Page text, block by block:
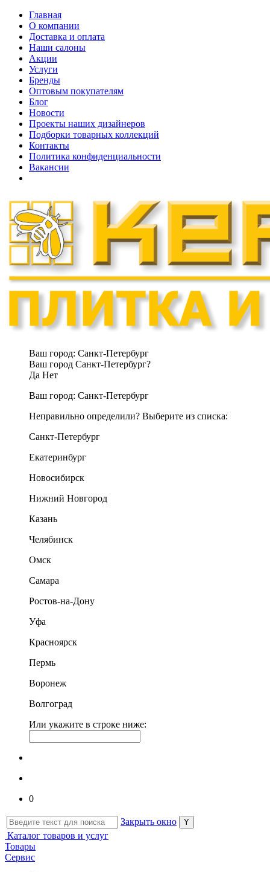
Главная
О компании
Доставка и оплата
Наши cалоны
Акции
Услуги
Бренды
Оптовым покупателям
Блог
Новости
Проекты наших дизайнеров
Подборки товарных коллекций
Контакты
Политика конфиденциальности
Вакансии
Ваш город: Санкт-Петербург
Ваш город Санкт-Петербург?
Да Нет
Ваш город: Санкт-Петербург
Неправильно определили? Выберите из списка:
Санкт-Петербург
Екатеринбург
Новосибирск
Нижний Новгород
Казань
Челябинск
Омск
Самара
Ростов-на-Дону
Уфа
Красноярск
Пермь
Воронеж
Волгоград
Или укажите в строке ниже:
0
Закрыть окно
Каталог товаров и услуг
Товары
Сервис